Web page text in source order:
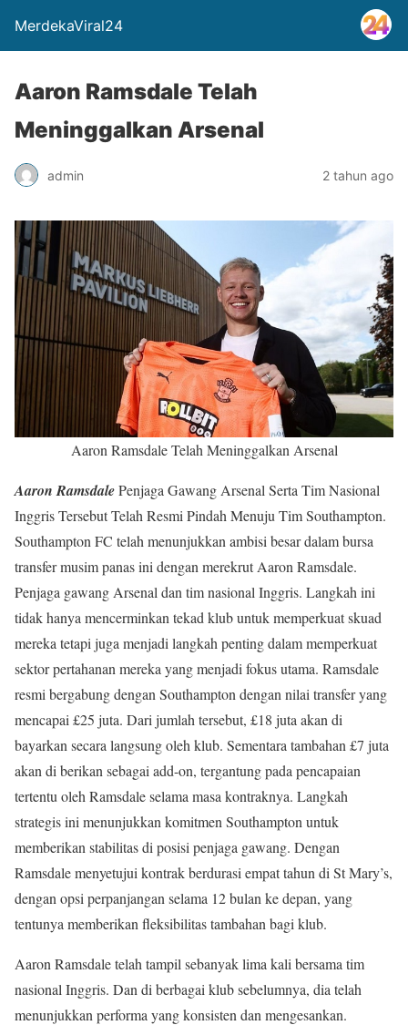
MerdekaViral24
Aaron Ramsdale Telah
Meninggalkan Arsenal
admin 2 tahun ago
Aaron Ramsdale Telah Meninggalkan Arsenal
Aaron RamsdalePenjaga Gawang Arsenal Serta Tim Nasional
Inggris Tersebut Telah Resmi Pindah Menuju Tim Southampton.
Southampton FC telah menunjukkan ambisi besar dalam bursa
transfer musim panas ini dengan merekrut Aaron Ramsdale.
Penjaga gawang Arsenal dan tim nasional Inggris. Langkah ini
tidak hanya mencerminkan tekad klub untuk memperkuat skuad
mereka tetapi juga menjadi langkah penting dalam memperkuat
sektor pertahanan mereka yang menjadi fokus utama. Ramsdale
resmi bergabung dengan Southampton dengan nilai transfer yang
mencapai £25 juta. Dari jumlah tersebut, £18 juta akan di
bayarkan secara langsung oleh klub. Sementara tambahan £7 juta
akan di berikan sebagai add-on, tergantung pada pencapaian
tertentu oleh Ramsdale selama masa kontraknya. Langkah
strategis ini menunjukkan komitmen Southampton untuk
memberikan stabilitas di posisi penjaga gawang. Dengan
Ramsdale menyetujui kontrak berdurasi empat tahun di St Mary’s,
dengan opsi perpanjangan selama 12 bulan ke depan, yang
tentunya memberikan fleksibilitas tambahan bagi klub.
Aaron Ramsdale telah tampil sebanyak lima kali bersama tim
nasional Inggris. Dan di berbagai klub sebelumnya, dia telah
menunjukkan performa yang konsisten dan mengesankan.